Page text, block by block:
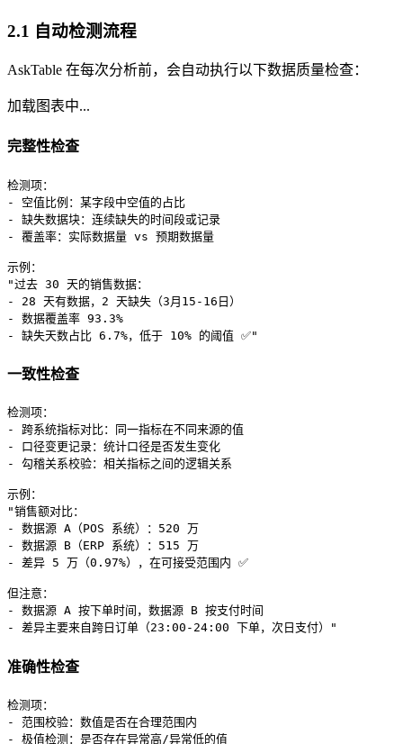
2.1 自动检测流程
AskTable 在每次分析前，会自动执行以下数据质量检查：
加载图表中...
完整性检查
检测项：
- 空值比例：某字段中空值的占比
- 缺失数据块：连续缺失的时间段或记录
- 覆盖率：实际数据量 vs 预期数据量
示例：
"过去 30 天的销售数据：
- 28 天有数据，2 天缺失（3月15-16日）
- 数据覆盖率 93.3%
一致性检查
检测项：
- 跨系统指标对比：同一指标在不同来源的值
- 口径变更记录：统计口径是否发生变化
- 勾稽关系校验：相关指标之间的逻辑关系
示例：
"销售额对比：
- 数据源 A（POS 系统）：520 万
- 数据源 B（ERP 系统）：515 万
- 差异 5 万（0.97%），在可接受范围内 ✅
但注意：
- 数据源 A 按下单时间，数据源 B 按支付时间
准确性检查
检测项：
- 范围校验：数值是否在合理范围内
- 极值检测：是否存在异常高/异常低的值